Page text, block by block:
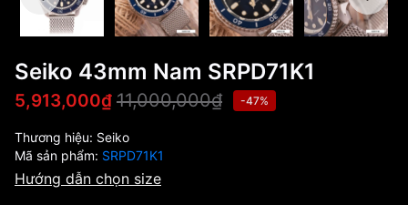
Seiko 43mm Nam SRPD71K1
5,913,000₫ 11,000,000₫ -47%
Thương hiệu: Seiko
Mã sản phẩm: SRPD71K1
Hướng dẫn chọn size